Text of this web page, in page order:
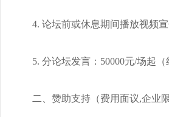
4. 论坛前或休息期间播放视频宣
5. 分论坛发言：50000元/场起（
二、赞助支持（费用面议,企业限